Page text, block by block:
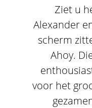
Ziet u
Alexander
scherm
Ahoy.
voor het